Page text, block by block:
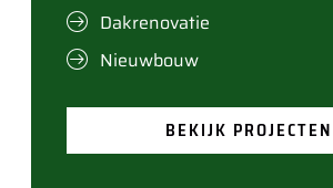
Dakrenovatie
Nieuwbouw
BEKIJK PROJECTEN